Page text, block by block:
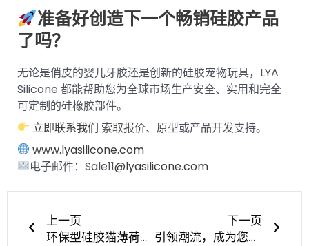
准备好创造下一个畅销硅胶产品
了吗？
无论是俏皮的婴儿牙胶还是创新的硅胶宠物玩具，LYA
Silicone 都能帮助您为全球市场生产安全、实用和完全
可定制的硅橡胶部件。
立即联系我们 索取报价、原型或产品开发支持。
www.lyasilicone.com
电子邮件：Sale11@lyasilicone.com
上一页
环保型硅胶猫薄荷球玩具--经久耐用、咀嚼安全，为好奇的猫咪带来无穷乐趣！
下一页
引领潮流，成为您值得信赖的定制硅胶婴儿玩具制造商 | LYA Silicone